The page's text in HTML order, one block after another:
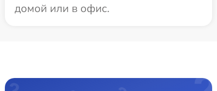
домой или в офис.